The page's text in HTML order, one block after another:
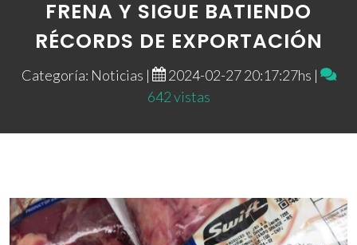
FRENA Y SIGUE BATIENDO
RÉCORDS DE EXPORTACIÓN
Categoría: Noticias |
2024-02-27 20:17:27hs |
642 vistas